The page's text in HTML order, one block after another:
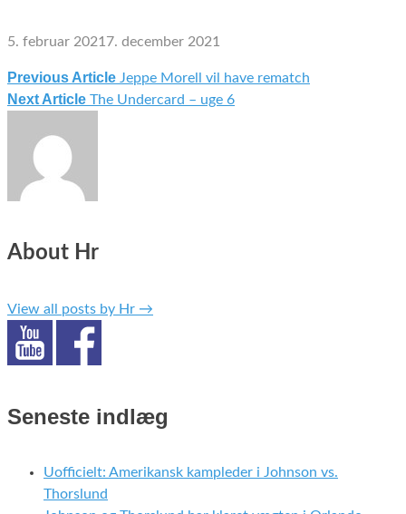
5. februar 2021 7. december 2021
Indlægsnavigation
Previous Article Jeppe Morell vil have rematch
Next Article The Undercard – uge 6
About Hr
View all posts by Hr →
Seneste indlæg
Uofficielt: Amerikansk kampleder i Johnson vs.
Thorslund